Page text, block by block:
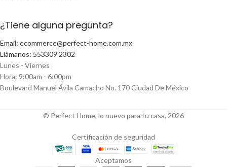
¿Tiene alguna pregunta?
Email: ecommerce@perfect-home.com.mx
Llámanos: 553309 2302
Lunes - Viernes
Hora: 9:00am - 6:00pm
Boulevard Manuel Ávila Camacho No. 170 Ciudad De México
© Perfect Home, lo nuevo para tu casa, 2026
Certificación de seguridad
Aceptamos